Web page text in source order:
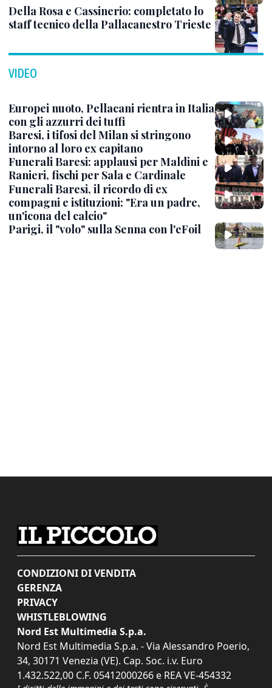
Della Rosa e Cassinerio: completato lo
staff tecnico della Pallacanestro Trieste
VIDEO
Europei nuoto, Pellacani rientra in Italia
con gli azzurri dei tuffi
Baresi, i tifosi del Milan si stringono
intorno al loro ex capitano
Funerali Baresi: applausi per Maldini e
Ranieri, fischi per Sala e Cardinale
Funerali Baresi, il ricordo di ex
compagni e istituzioni: "Era un padre,
un'icona del calcio"
Parigi, il "volo" sulla Senna con l'eFoil
CONDIZIONI DI VENDITA
GERENZA
PRIVACY
WHISTLEBLOWING
Nord Est Multimedia S.p.a.
Nord Est Multimedia S.p.a. - Via Alessandro Poerio,
34, 30171 Venezia (VE). Cap. Soc. i.v. Euro
1.432.522,00 C.F. 05412000266 e REA VE-454332